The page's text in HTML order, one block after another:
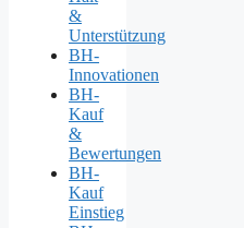
&
Unterstützung
BH-
Innovationen
BH-
Kauf
&
Bewertungen
BH-
Kauf
Einstieg